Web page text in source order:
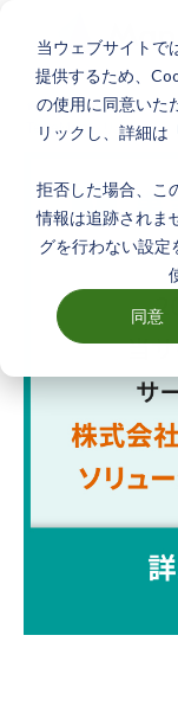
当ウェブサイトで
提供するため、
の使用に同意いた
リックし、詳細は
拒否した場合、こ
情報は追跡されま
グを行わない設
同意
ホーム> 製品とサ
TerraMapシリーズ